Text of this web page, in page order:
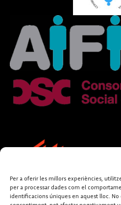
Per a oferir les millors experiències,
per a processar dades com el
identificacions úniques en aquest lloc.